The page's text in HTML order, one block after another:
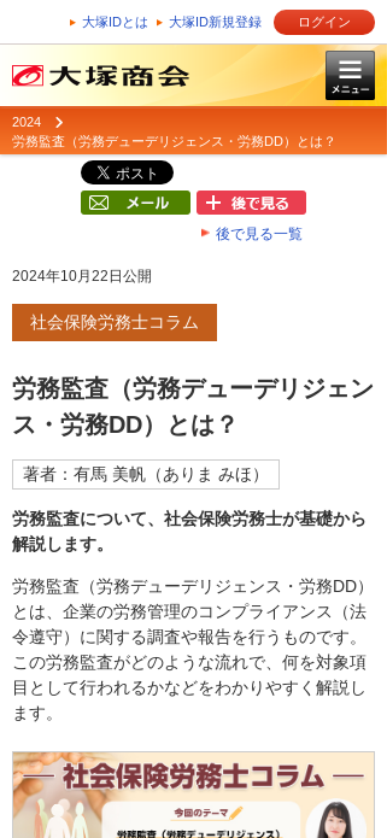
大塚IDとは 大塚ID新規登録 ログイン
2024
労務監査（労務デューデリジェンス・労務DD）とは？
後で見る一覧
2024年10月22日公開
社会保険労務士コラム
労務監査（労務デューデリジェン
ス・労務DD）とは？
著者：有馬 美帆（ありま みほ）
労務監査について、社会保険労務士が基礎から
解説します。
労務監査（労務デューデリジェンス・労務DD）
とは、企業の労務管理のコンプライアンス（法
令遵守）に関する調査や報告を行うものです。
この労務監査がどのような流れで、何を対象項
目として行われるかなどをわかりやすく解説し
ます。